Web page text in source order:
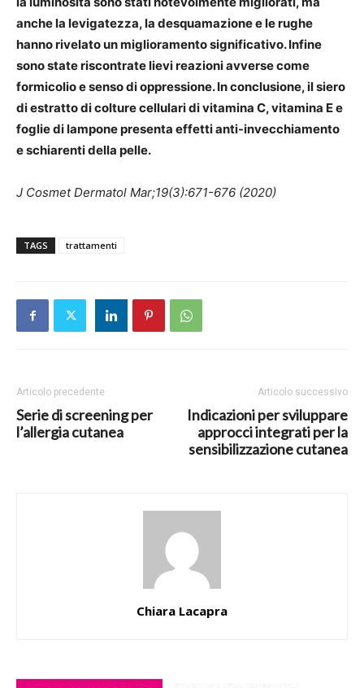
anche la levigatezza, la desquamazione e le rughe
hanno rivelato un miglioramento significativo. Infine
sono state riscontrate lievi reazioni avverse come
formicolio e senso di oppressione. In conclusione, il siero
di estratto di colture cellulari di vitamina C, vitamina E e
foglie di lampone presenta effetti anti-invecchiamento
e schiarenti della pelle.
J Cosmet Dermatol Mar;19(3):671-676 (2020)
TAGS trattamenti
Articolo precedente
Serie di screening per
l’allergia cutanea
Articolo successivo
Indicazioni per sviluppare
approcci integrati per la
sensibilizzazione cutanea
Chiara Lacapra